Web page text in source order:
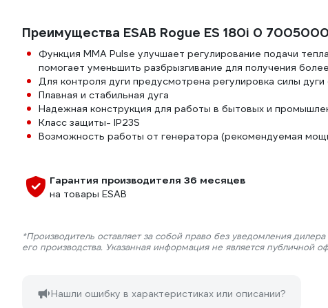
Преимущества ESAB Rogue ES 180i 0
Функция ММА Pulse улучшает регулирование подачи
помогает уменьшить разбрызгивание для получения
Для контроля дуги предусмотрена регулировка силы
Плавная и стабильная дуга
Надежная конструкция для работы в бытовых и
Класс защиты- IP23S
Возможность работы от генератора (рекомендуемая
Гарантия производителя 36 месяцев
на товары ESAB
*Производитель оставляет за собой право без уведомления
его производства. Указанная информация не является публичной
Нашли ошибку в характеристиках или описании?